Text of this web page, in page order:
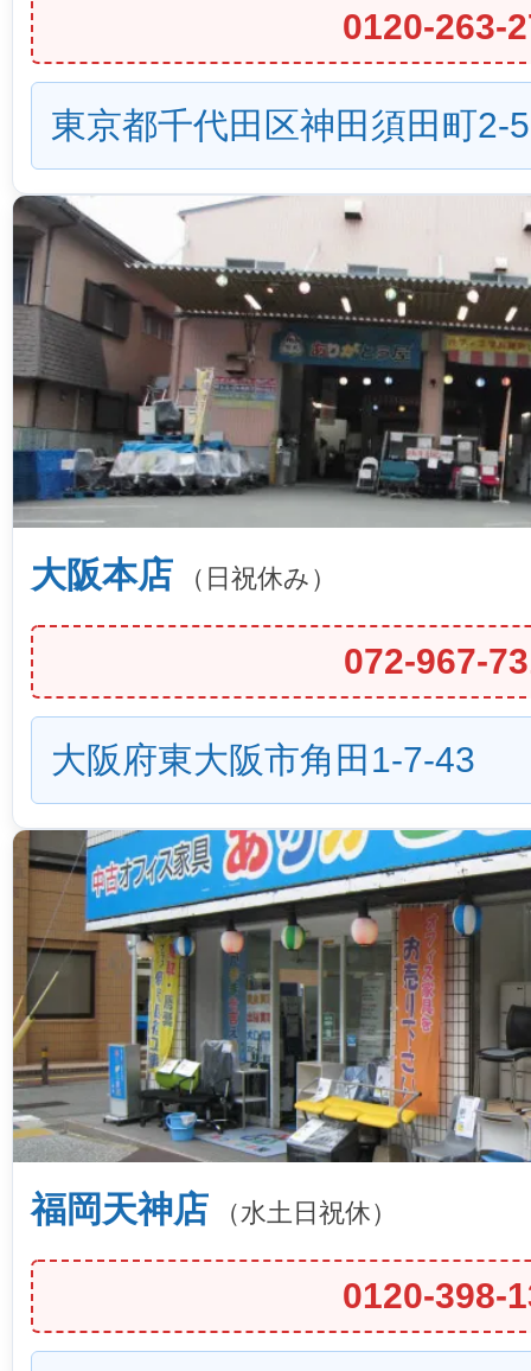
0120-263-
東京都千代田区神田須田町2-
大阪本店 （日祝休み）
072-967-
大阪府東大阪市角田1-7-43
福岡天神店 （水土日祝休）
0120-398-